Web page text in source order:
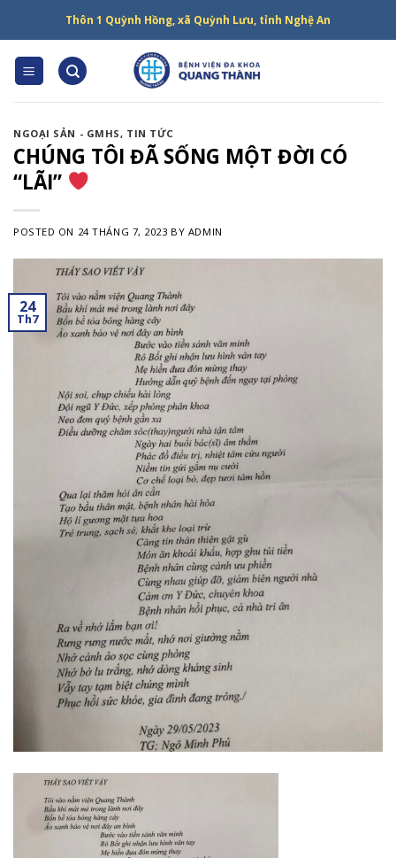
content
Thôn 1 Quỳnh Hồng, xã Quỳnh Lưu, tỉnh Nghệ An
NGOẠI SẢN - GMHS, TIN TỨC
CHÚNG TÔI ĐÃ SỐNG MỘT ĐỜI CÓ
“LÃI”
POSTED ON 24 THÁNG 7, 2023 BY ADMIN
24
Th7